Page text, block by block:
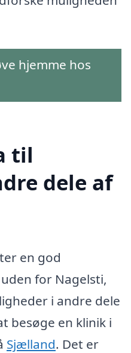
hjemme hos
til
dele af
en god
for Nagelsti,
i andre dele
besøge en klinik i
Sjælland. Det er